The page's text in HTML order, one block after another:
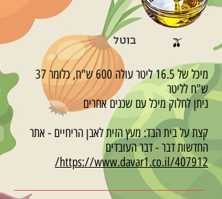
🫒 בוטל
מיכל של 16.5 ליטר עולה 600 ש"ח, כלומר 37
ש"ח לליטר
ניתן לחלוק מיכל עם שכנים אחרים
קצת על בית הבד: מעץ הזית לאבן הריחיים - אתר
החדשות דבר - דבר העובדים
https://www.davar1.co.il/407912/